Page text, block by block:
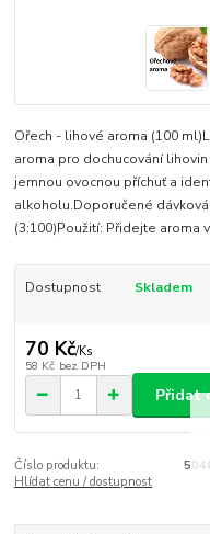
Ořech - lihové aroma (100
aroma pro dochucování
jemnou ovocnou příchuť a
alkoholu.Doporučené
(3:100)Použití: Přidejte aroma
Dostupnost Skladem
70 Kč/Ks
58 Kč bez DPH
Přidat
Číslo produktu:
Hlídat cenu / dostupnost